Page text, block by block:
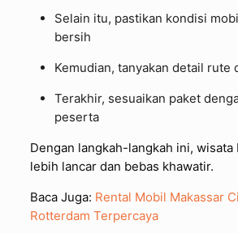
Selain itu, pastikan kondisi
bersih
Kemudian, tanyakan detail rute
Terakhir, sesuaikan paket
peserta
Dengan langkah-langkah ini, wisata
lebih lancar dan bebas khawatir.
Baca Juga: Rental Mobil Makassar
Rotterdam Terpercaya